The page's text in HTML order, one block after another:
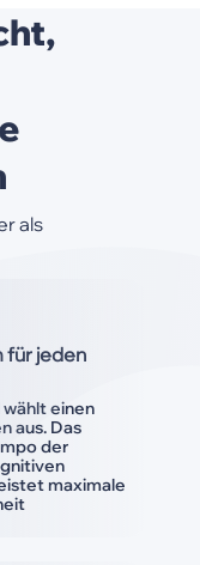
als
für jeden
wählt einen
aus. Das
der
maximale